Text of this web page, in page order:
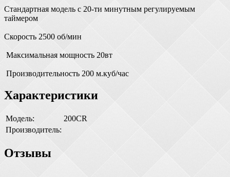
Стандартная модель с 20-ти минутным регулируемым
таймером
Скорость 2500 об/мин
Максимальная мощность 20вт
Производительность 200 м.куб/час
Характеристики
Модель:
200CR
Производитель:
Отзывы